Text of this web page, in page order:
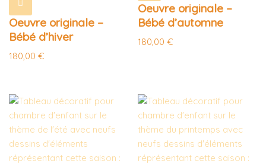
Oeuvre originale –
Bébé d’hiver
180,00 €
Oeuvre originale –
Bébé d’automne
180,00€